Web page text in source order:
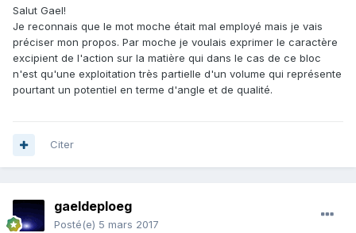
Salut Gael!
Je reconnais que le mot moche était mal employé mais je vais
préciser mon propos. Par moche je voulais exprimer le caractère
excipient de l'action sur la matière qui dans le cas de ce bloc
n'est qu'une exploitation très partielle d'un volume qui représente
pourtant un potentiel en terme d'angle et de qualité.
Citer
gaeldeploeg
Posté(e) 5 mars 2017